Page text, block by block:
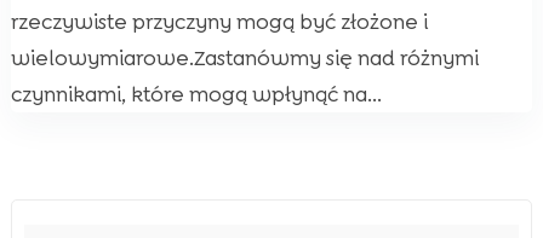
rzeczywiste przyczyny mogą być złożone i
wielowymiarowe.Zastanówmy się nad różnymi
czynnikami, które mogą wpłynąć na...